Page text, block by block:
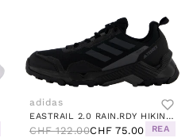
adidas
EASTRAIL 2.0 RAIN.RDY HIKING SHOES CORE BLACK / CARBON / GREY FIVE
CHF 122.00CHF 75.00 REA